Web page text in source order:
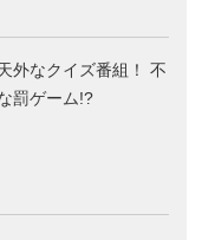
外なクイズ番組！ 不
罰ゲーム!?